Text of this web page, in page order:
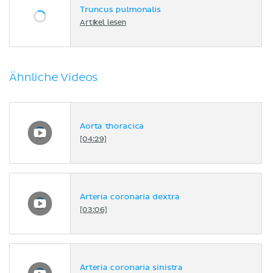
Truncus pulmonalis
Artikel lesen
Ähnliche Videos
Aorta thoracica
[04:29]
Arteria coronaria dextra
[03:06]
Arteria coronaria sinistra